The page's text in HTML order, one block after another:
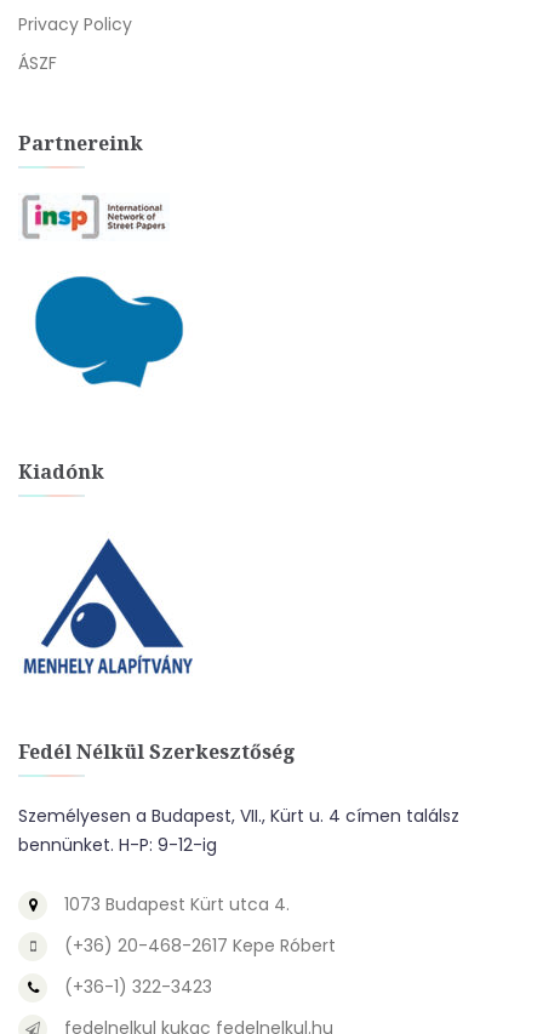
Privacy Policy
ÁSZF
Partnereink
Kiadónk
Fedél Nélkül Szerkesztőség
Személyesen a Budapest, VII., Kürt u. 4 címen találsz
bennünket. H-P: 9-12-ig
1073 Budapest Kürt utca 4.
(+36) 20-468-2617 Kepe Róbert
(+36-1) 322-3423
fedelnelkul kukac fedelnelkul.hu